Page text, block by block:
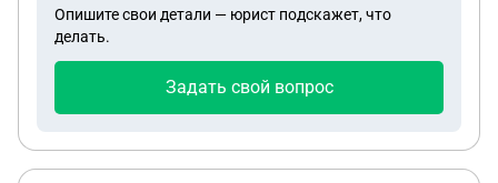
Опишите свои детали — юрист подскажет, что
делать.
Задать свой вопрос